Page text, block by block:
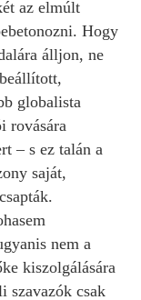
az elmúlt
Hogy
álljon, ne
globalista
rovására
– s ez talán a
saját,
nem a
kiszolgálására
szavazók csak